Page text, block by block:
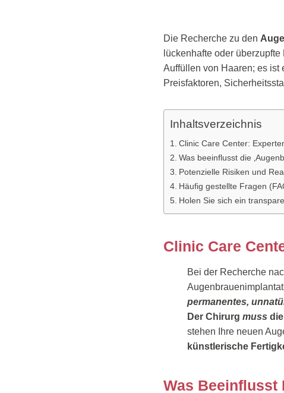
Die Recherche zu den
lückenhafte oder
Auffüllen von Haaren; es ist
Preisfaktoren,
Inhaltsverzeichnis
Clinic Care Center:
Was beeinflusst die
Potenzielle Risiken und
Häufig gestellte Fragen
Holen Sie sich ein
Clinic Care
Bei der Recherche
permanentes,
Der Chirurg muss
stehen Ihre neuen
künstlerische
Was Beeinflusst